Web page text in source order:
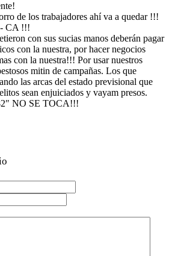
de los trabajadores ahí va a quedar !!!
CA !!!
con sus sucias manos deberán pagar
con la nuestra, por hacer negocios
con la nuestra!!! Por usar nuestros
mitin de campañas. Los que
las arcas del estado previsional que
sean enjuiciados y vayam presos.
NO SE TOCA!!!